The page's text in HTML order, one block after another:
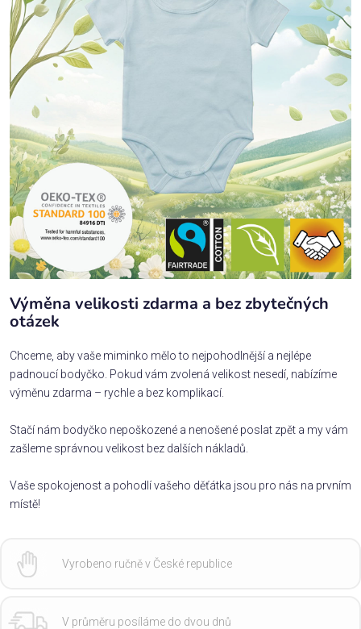
Výměna velikosti zdarma a bez zbytečných
otázek
Chceme, aby vaše miminko mělo to nejpohodlnější a nejlépe
padnoucí bodyčko. Pokud vám zvolená velikost nesedí, nabízíme
výměnu zdarma – rychle a bez komplikací.
Stačí nám bodyčko nepoškozené a nenošené poslat zpět a my vám
zašleme správnou velikost bez dalších nákladů.
Vaše spokojenost a pohodlí vašeho děťátka jsou pro nás na prvním
místě!
Vyrobeno ručně v České republice
V průměru posíláme do dvou dnů